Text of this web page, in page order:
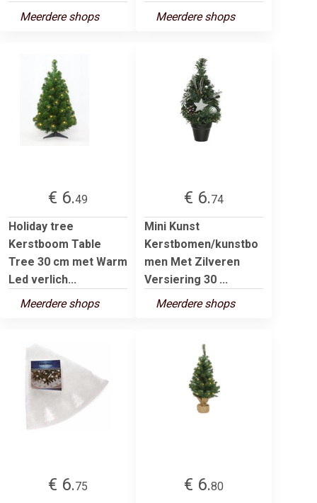
Meerdere shops
Meerdere shops
€ 6.49
Holiday tree
Kerstboom Table
Tree 30 cm met Warm
Led verlich...
Meerdere shops
€ 6.74
Mini Kunst
Kerstbomen/kunstbo
men Met Zilveren
Versiering 30 ...
Meerdere shops
€ 6.75 € 6.80